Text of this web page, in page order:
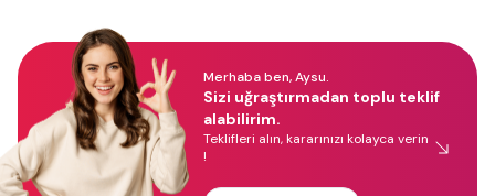
Merhaba ben, Aysu.
Sizi uğraştırmadan toplu teklif
alabilirim.
Teklifleri alın, kararınızı kolayca verin
!